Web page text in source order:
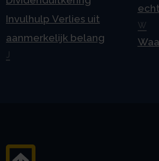
Invulhulp Verlies uit
aanmerkelijk belang
W